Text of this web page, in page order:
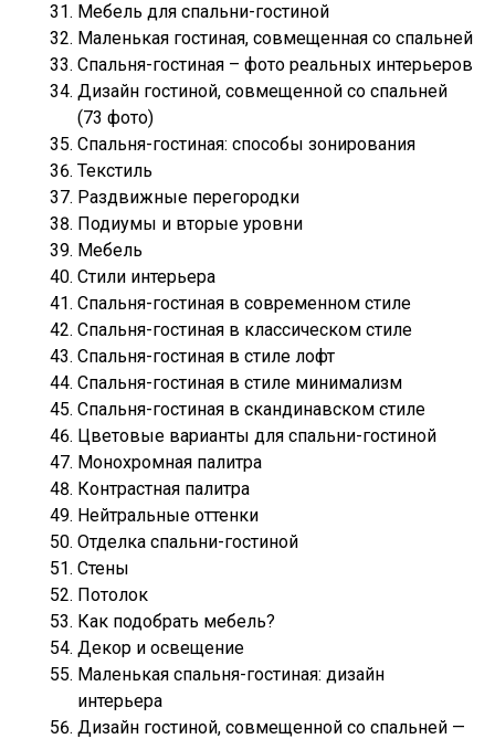
Мебель для спальни-гостиной
Маленькая гостиная, совмещенная со спальней
Спальня-гостиная – фото реальных интерьеров
Дизайн гостиной, совмещенной со спальней
(73 фото)
Спальня-гостиная: способы зонирования
Текстиль
Раздвижные перегородки
Подиумы и вторые уровни
Мебель
Стили интерьера
Спальня-гостиная в современном стиле
Спальня-гостиная в классическом стиле
Спальня-гостиная в стиле лофт
Спальня-гостиная в стиле минимализм
Спальня-гостиная в скандинавском стиле
Цветовые варианты для спальни-гостиной
Монохромная палитра
Контрастная палитра
Нейтральные оттенки
Отделка спальни-гостиной
Стены
Потолок
Как подобрать мебель?
Декор и освещение
Маленькая спальня-гостиная: дизайн
интерьера
Дизайн гостиной, совмещенной со спальней —